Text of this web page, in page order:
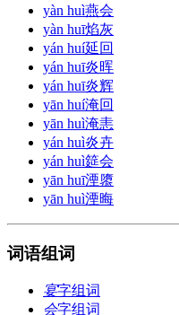
yàn huì燕会
yàn huī焰灰
yán huí延回
yán huī炎晖
yán huī炎辉
yān huí淹回
yān huì淹恚
yán huì炎卉
yán huì筵会
yān huī湮隳
yān huì湮晦
词语组词
宴字组词
会字组词